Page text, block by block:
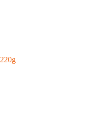
220g